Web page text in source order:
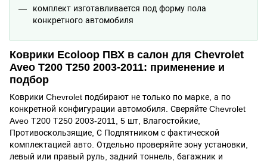
комплект изготавливается под форму пола
конкретного автомобиля
Коврики Ecoloop ПВХ в салон для Chevrolet
Aveo T200 T250 2003-2011: применение и
подбор
Коврики Chevrolet подбирают не только по марке, а по
конкретной конфигурации автомобиля. Сверяйте Chevrolet
Aveo T200 T250 2003-2011, 5 шт, Влагостойкие,
Противоскользящие, С Подпятником с фактической
комплектацией авто. Отдельно проверяйте зону установки,
левый или правый руль, задний тоннель, багажник и